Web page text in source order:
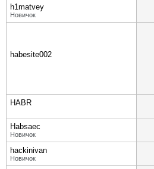
h1matvey
Новичок
habesite002
HABR
Habsaec
Новичок
hackinivan
Новичок